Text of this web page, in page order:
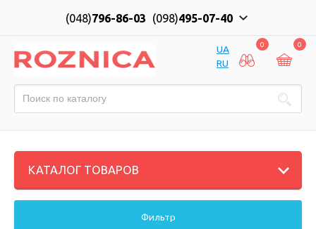
(048)796-86-03 (098)495-07-40
UA
RU
0 0
КАТАЛОГ ТОВАРОВ
Фильтр